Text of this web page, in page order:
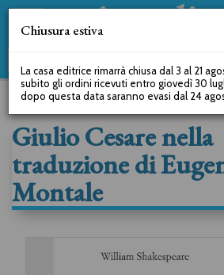
Giulio Cesare nella
traduzione di
Montale
Chiusura estiva
La casa editrice rimarrà chiusa dal 3 al 21
subito gli ordini ricevuti entro giovedì 30
dopo questa data saranno evasi dal 24